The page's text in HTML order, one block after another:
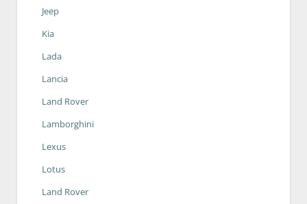
Jeep
Kia
Lada
Lancia
Land Rover
Lamborghini
Lexus
Lotus
Land Rover